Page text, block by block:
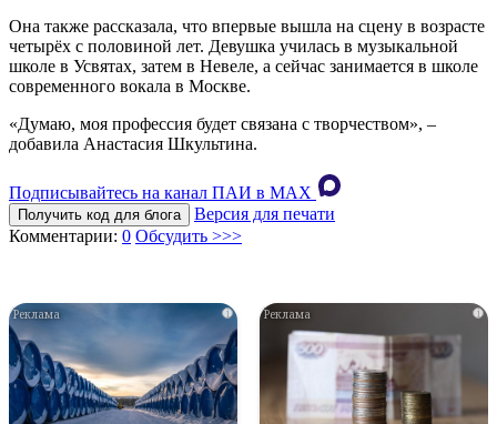
Она также рассказала, что впервые вышла на сцену в возрасте
четырёх с половиной лет. Девушка училась в музыкальной
школе в Усвятах, затем в Невеле, а сейчас занимается в школе
современного вокала в Москве.
«Думаю, моя профессия будет связана с творчеством», –
добавила Анастасия Шкультина.
Подписывайтесь на канал ПАИ в MAХ
Получить код для блога
Версия для печати
Комментарии: 0 Обсудить >>>
i i